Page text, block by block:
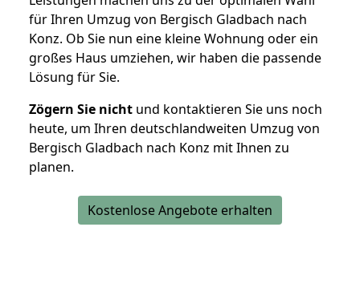
für Ihren Umzug von Bergisch Gladbach nach
Konz. Ob Sie nun eine kleine Wohnung oder ein
großes Haus umziehen, wir haben die passende
Lösung für Sie.
Zögern Sie nicht und kontaktieren Sie uns noch
heute, um Ihren deutschlandweiten Umzug von
Bergisch Gladbach nach Konz mit Ihnen zu
planen.
Kostenlose Angebote erhalten